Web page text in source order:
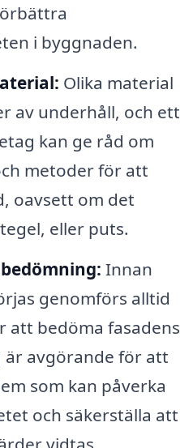
i byggnaden.
Olika material
av underhåll, och ett
kan ge råd om
metoder för att
oavsett om det
eller puts.
Innan
genomförs alltid
att bedöma fasadens
är avgörande för att
som kan påverka
och säkerställa att